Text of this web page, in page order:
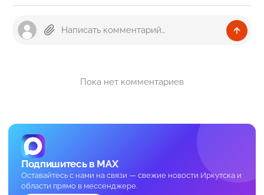
Пока нет комментариев
Подпишитесь в MAX
Оставайтесь с нами на связи — свежие новости Иркутска и
области прямо в мессенджере.